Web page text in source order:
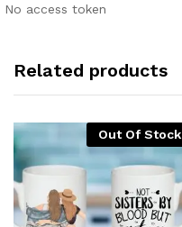
No access token
Related products
Out Of Stock